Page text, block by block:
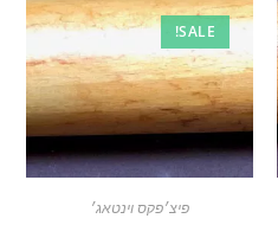
SALE!
פיצ׳פקס וינטאג׳